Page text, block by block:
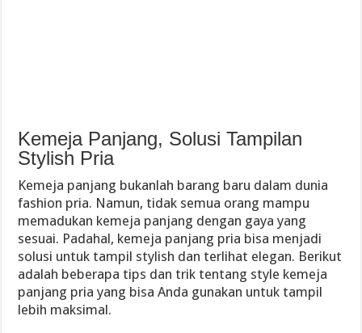
Kemeja Panjang, Solusi Tampilan
Stylish Pria
Kemeja panjang bukanlah barang baru dalam dunia
fashion pria. Namun, tidak semua orang mampu
memadukan kemeja panjang dengan gaya yang
sesuai. Padahal, kemeja panjang pria bisa menjadi
solusi untuk tampil stylish dan terlihat elegan. Berikut
adalah beberapa tips dan trik tentang style kemeja
panjang pria yang bisa Anda gunakan untuk tampil
lebih maksimal.